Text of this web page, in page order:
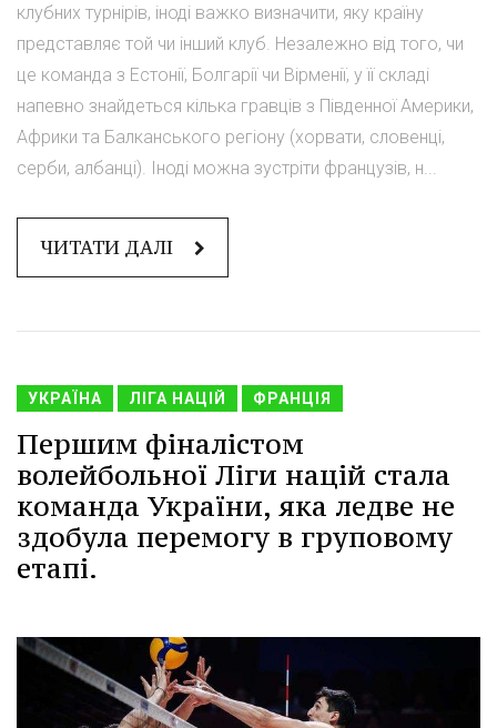
клубних турнірів, іноді важко визначити, яку країну
представляє той чи інший клуб. Незалежно від того, чи
це команда з Естонії, Болгарії чи Вірменії, у її складі
напевно знайдеться кілька гравців з Південної Америки,
Африки та Балканського регіону (хорвати, словенці,
серби, албанці). Іноді можна зустріти французів, н...
ЧИТАТИ ДАЛІ
УКРАЇНА ЛІГА НАЦІЙ ФРАНЦІЯ
Першим фіналістом
волейбольної Ліги націй стала
команда України, яка ледве не
здобула перемогу в груповому
етапі.